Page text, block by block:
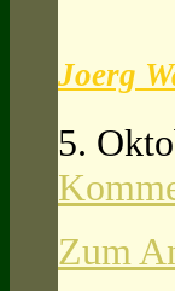
Joerg
5.
Zum